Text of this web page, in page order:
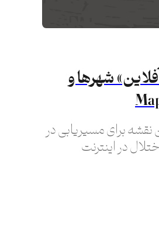
شهرها و
نقشه‌ برای مسیریابی در
در اینترنت